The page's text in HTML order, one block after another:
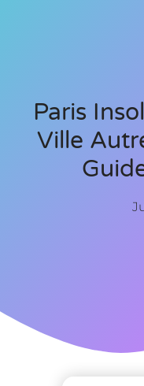
Paris
Ville